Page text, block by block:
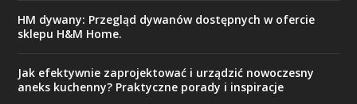
HM dywany: Przegląd dywanów dostępnych w ofercie
sklepu H&M Home.
Jak efektywnie zaprojektować i urządzić nowoczesny
aneks kuchenny? Praktyczne porady i inspiracje